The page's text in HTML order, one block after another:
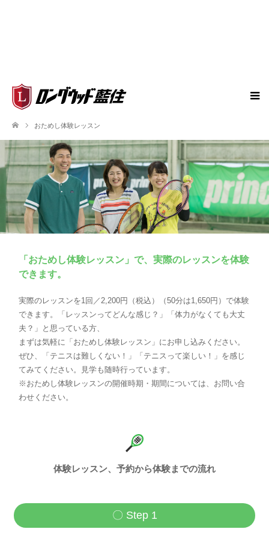
おためし体験レッスン
「おためし体験レッスン」で、実際のレッスンを体験
できます。
実際のレッスンを1回／2,200円（税込）（50分は1,650円）で体験
できます。「レッスンってどんな感じ？」「体力がなくても大丈
夫？」と思っている方、
まずは気軽に「おためし体験レッスン」にお申し込みください。
ぜひ、「テニスは難しくない！」「テニスって楽しい！」を感じ
てみてください。見学も随時行っています。
※おためし体験レッスンの開催時期・期間については、お問い合
わせください。
体験レッスン、予約から体験までの流れ
〇 Step 1